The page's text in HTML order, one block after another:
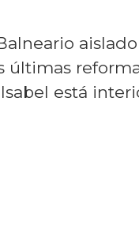
últimas
está